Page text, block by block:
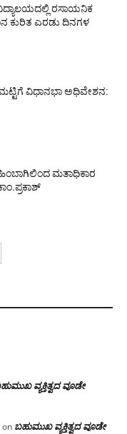
ರಸಾಯನಿಕ
ಕುರಿತ ಎರಡು ದಿನಗಳ
ವಿಧಾನಭಾ ಅಧಿವೇಶನ:
ಮತಾಧಿಕಾರ
ವ್ಯಕ್ತಿತ್ವದ ವೂಡೇ
on ಬಹುಮುಖ ವ್ಯಕ್ತಿತ್ವದ ವೂಡೇ